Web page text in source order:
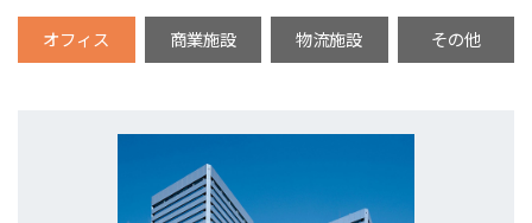
オフィス 商業施設 物流施設 その他